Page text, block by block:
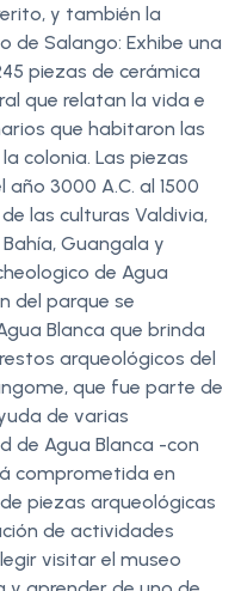
y también la
de Salango: Exhibe una
piezas de cerámica
que relatan la vida e
que habitaron las
colonia. Las piezas
3000 A.C. al 1500
las culturas Valdivia,
Guangala y
de Agua
del parque se
Blanca que brinda
arqueológicos del
que fue parte de
de varias
de Agua Blanca -con
comprometida en
piezas arqueológicas
de actividades
visitar el museo